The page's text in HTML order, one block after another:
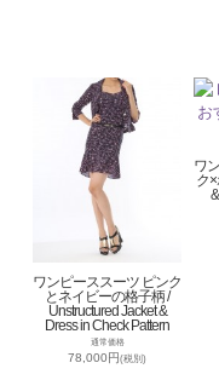
ワンピーススーツ ピンク
とネイビーの格子柄 /
Unstructured Jacket &
Dress in Check Pattern
通常価格
78,000円(税別)
ワ
ク